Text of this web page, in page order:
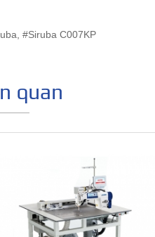
#Siruba C007KP
quan